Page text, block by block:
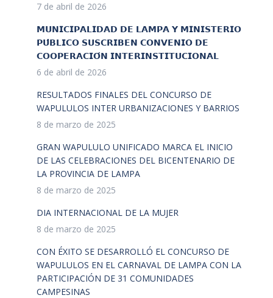
7 de abril de 2026
𝗠𝗨𝗡𝗜𝗖𝗜𝗣𝗔𝗟𝗜𝗗𝗔𝗗 𝗗𝗘 𝗟𝗔𝗠𝗣𝗔 𝗬 𝗠𝗜𝗡𝗜𝗦𝗧𝗘𝗥𝗜𝗢
𝗣𝗨́𝗕𝗟𝗜𝗖𝗢 𝗦𝗨𝗦𝗖𝗥𝗜𝗕𝗘𝗡 𝗖𝗢𝗡𝗩𝗘𝗡𝗜𝗢 𝗗𝗘
𝗖𝗢𝗢𝗣𝗘𝗥𝗔𝗖𝗜𝗢́𝗡 𝗜𝗡𝗧𝗘𝗥𝗜𝗡𝗦𝗧𝗜𝗧𝗨𝗖𝗜𝗢𝗡𝗔𝗟
6 de abril de 2026
RESULTADOS FINALES DEL CONCURSO DE
WAPULULOS INTER URBANIZACIONES Y BARRIOS
8 de marzo de 2025
GRAN WAPULULO UNIFICADO MARCA EL INICIO
DE LAS CELEBRACIONES DEL BICENTENARIO DE
LA PROVINCIA DE LAMPA
8 de marzo de 2025
DIA INTERNACIONAL DE LA MUJER
8 de marzo de 2025
CON ÉXITO SE DESARROLLÓ EL CONCURSO DE
WAPULULOS EN EL CARNAVAL DE LAMPA CON LA
PARTICIPACIÓN DE 31 COMUNIDADES
CAMPESINAS